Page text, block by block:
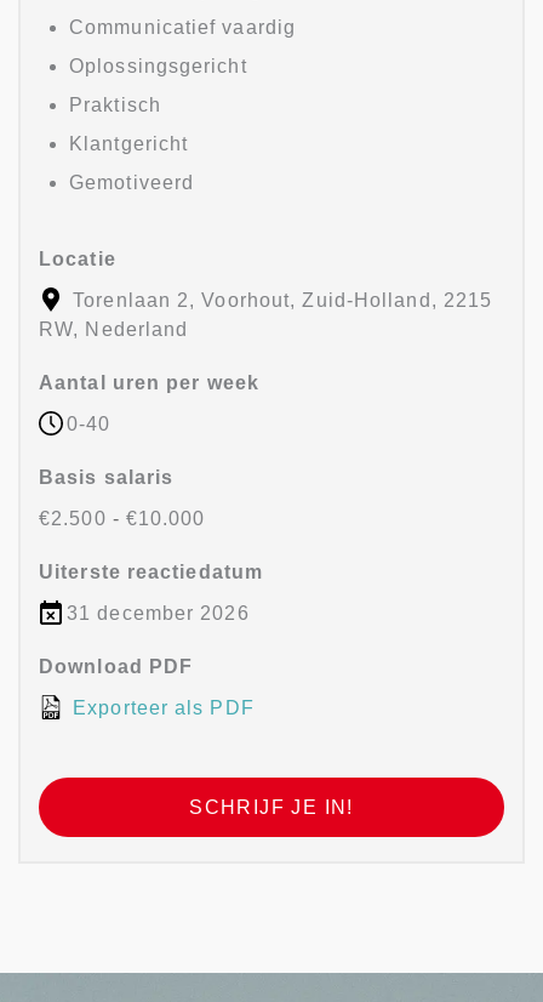
Communicatief vaardig
Oplossingsgericht
Praktisch
Klantgericht
Gemotiveerd
Locatie
Torenlaan 2, Voorhout, Zuid-Holland, 2215
RW, Nederland
Aantal uren per week
0-40
Basis salaris
€2.500 - €10.000
Uiterste reactiedatum
31 december 2026
Download PDF
Exporteer als PDF
SCHRIJF JE IN!